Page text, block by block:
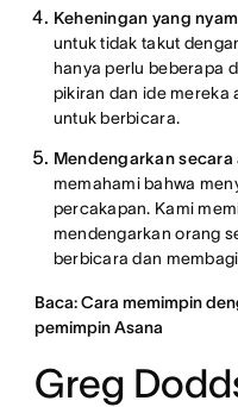
Keheningan yang
untuk tidak takut
hanya perlu beberapa
pikiran dan ide mereka
untuk berbicara.
Mendengarkan
memahami bahwa
percakapan. Kami
mendengarkan orang
berbicara dan
Baca: Cara memimpin
pemimpin Asana
Greg